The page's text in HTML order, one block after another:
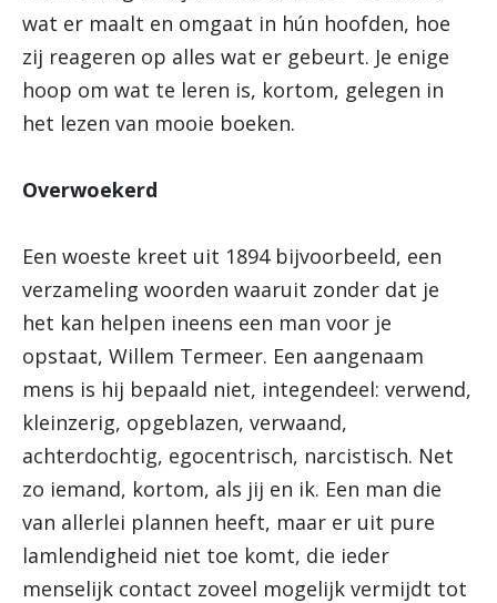
wat er maalt en omgaat in hún hoofden, hoe
zij reageren op alles wat er gebeurt. Je enige
hoop om wat te leren is, kortom, gelegen in
het lezen van mooie boeken.
Overwoekerd
Een woeste kreet uit 1894 bijvoorbeeld, een
verzameling woorden waaruit zonder dat je
het kan helpen ineens een man voor je
opstaat, Willem Termeer. Een aangenaam
mens is hij bepaald niet, integendeel: verwend,
kleinzerig, opgeblazen, verwaand,
achterdochtig, egocentrisch, narcistisch. Net
zo iemand, kortom, als jij en ik. Een man die
van allerlei plannen heeft, maar er uit pure
lamlendigheid niet toe komt, die ieder
menselijk contact zoveel mogelijk vermijdt tot